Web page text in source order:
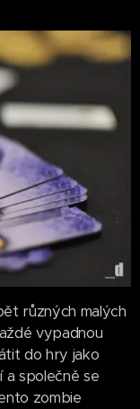
různých malých
vypadnou
do hry jako
a společně se
zombie